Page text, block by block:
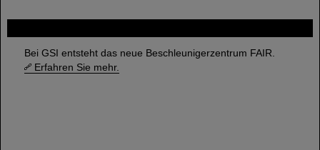
Bei GSI entsteht das neue Beschleunigerzentrum FAIR.
Erfahren Sie mehr.